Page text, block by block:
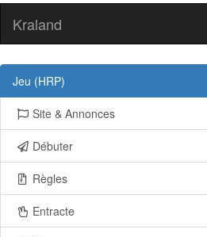
Kraland
Jeu (HRP)
Site & Annonces
Débuter
Règles
Entracte